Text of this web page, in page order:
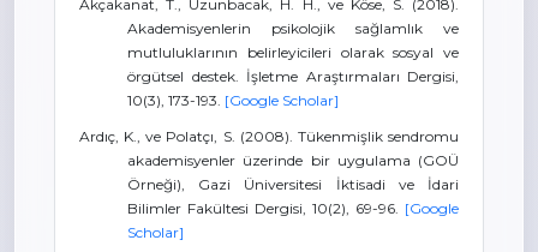
Akçakanat, T., Uzunbacak, H. H., ve Köse, S. (2018).
Akademisyenlerin psikolojik sağlamlık ve
mutluluklarının belirleyicileri olarak sosyal ve
örgütsel destek. İşletme Araştırmaları Dergisi,
10(3), 173-193. [Google Scholar]
Ardıç, K., ve Polatçı, S. (2008). Tükenmişlik sendromu
akademisyenler üzerinde bir uygulama (GOÜ
Örneği), Gazi Üniversitesi İktisadi ve İdari
Bilimler Fakültesi Dergisi, 10(2), 69-96. [Google
Scholar]